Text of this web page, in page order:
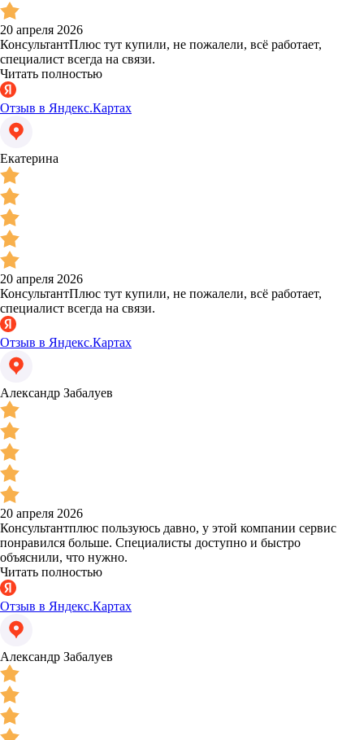
20 апреля 2026
КонсультантПлюс тут купили, не пожалели, всё работает,
специалист всегда на связи.
Читать полностью
Отзыв в Яндекс.Картах
Екатерина
20 апреля 2026
КонсультантПлюс тут купили, не пожалели, всё работает,
специалист всегда на связи.
Отзыв в Яндекс.Картах
Александр Забалуев
20 апреля 2026
Консультантплюс пользуюсь давно, у этой компании сервис
понравился больше. Специалисты доступно и быстро
объяснили, что нужно.
Читать полностью
Отзыв в Яндекс.Картах
Александр Забалуев